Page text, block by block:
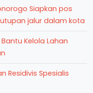
Siapkan pos
jalur dalam kota
Kelola Lahan
Residivis Spesialis